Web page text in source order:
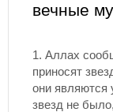
вечные
1. Аллах
приносят
они являются
звезд не